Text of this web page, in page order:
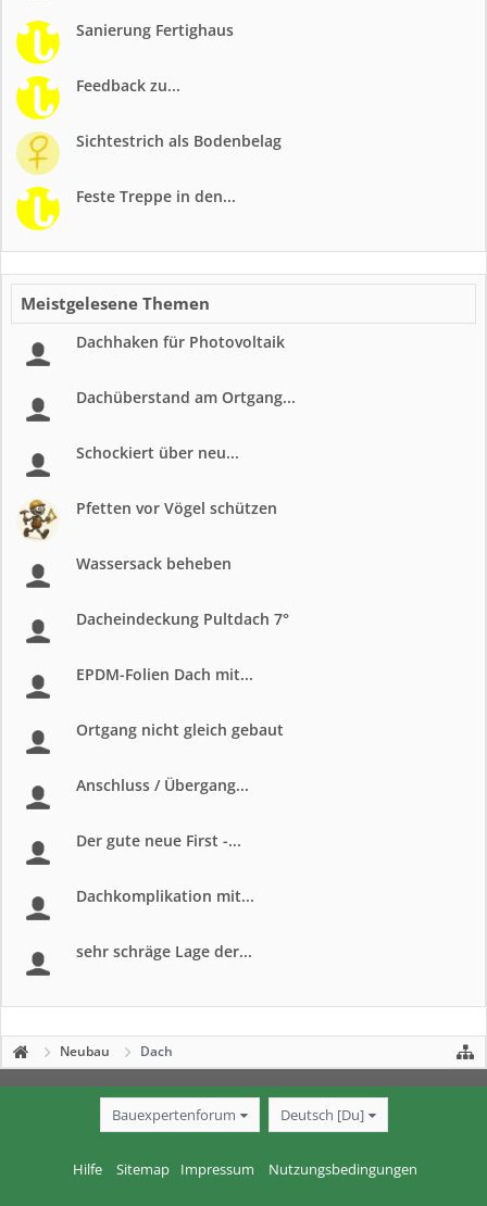
Sanierung Fertighaus
Feedback zu...
Sichtestrich als Bodenbelag
Feste Treppe in den...
Meistgelesene Themen
Dachhaken für Photovoltaik
Dachüberstand am Ortgang...
Schockiert über neu...
Pfetten vor Vögel schützen
Wassersack beheben
Dacheindeckung Pultdach 7°
EPDM-Folien Dach mit...
Ortgang nicht gleich gebaut
Anschluss / Übergang...
Der gute neue First -...
Dachkomplikation mit...
sehr schräge Lage der...
Neubau Dach
Bauexpertenforum Deutsch [Du]
Hilfe Sitemap Impressum Nutzungsbedingungen